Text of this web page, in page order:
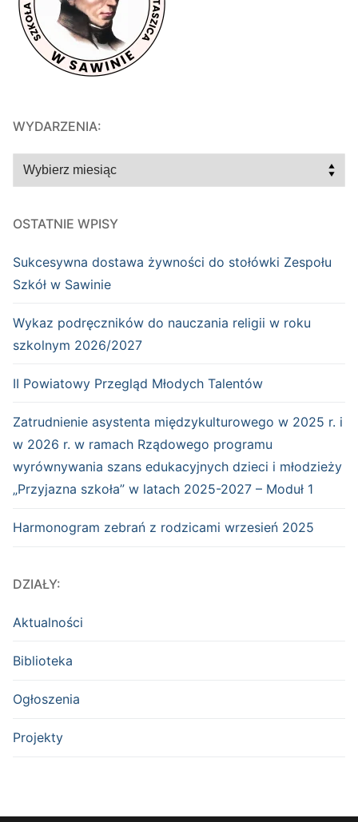
WYDARZENIA:
WYDARZENIA:
OSTATNIE WPISY
Sukcesywna dostawa żywności do stołówki Zespołu
Szkół w Sawinie
Wykaz podręczników do nauczania religii w roku
szkolnym 2026/2027
II Powiatowy Przegląd Młodych Talentów
Zatrudnienie asystenta międzykulturowego w 2025 r. i
w 2026 r. w ramach Rządowego programu
wyrównywania szans edukacyjnych dzieci i młodzieży
„Przyjazna szkoła” w latach 2025-2027 – Moduł 1
Harmonogram zebrań z rodzicami wrzesień 2025
DZIAŁY:
Aktualności
Biblioteka
Ogłoszenia
Projekty